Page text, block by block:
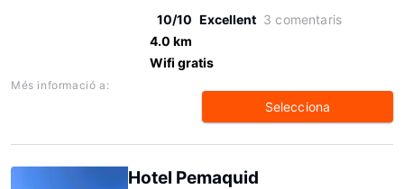
10/10 Excellent 3 comentaris
4.0 km
Wifi gratis
Més informació a:
Selecciona
Hotel Pemaquid